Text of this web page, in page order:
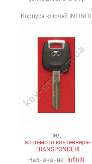
Корпуса ключей INFINITI
Вид:
авто-мото контейнера-
TRANSPONDERI
Назначание: Infiniti